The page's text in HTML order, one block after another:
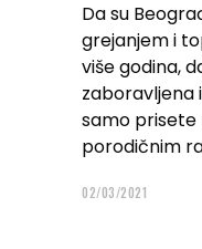
Da su
grejanjem i
više godina,
zaboravljena
samo prisete
porodičnim
02/03/2021